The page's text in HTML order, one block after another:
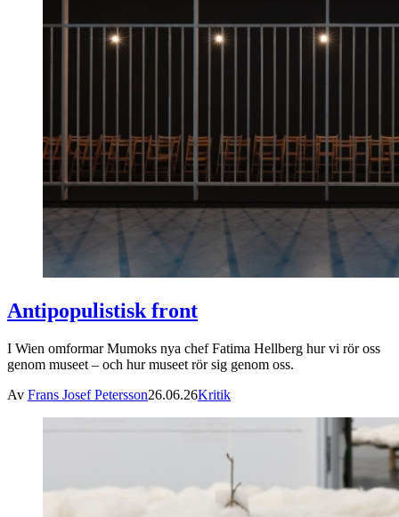
Antipopulistisk front
I Wien omformar Mumoks nya chef Fatima Hellberg hur vi rör oss
genom museet – och hur museet rör sig genom oss.
Av Frans Josef Petersson26.06.26Kritik